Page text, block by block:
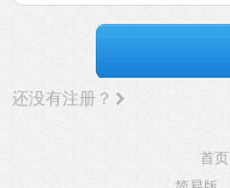
还没有注册？
首页